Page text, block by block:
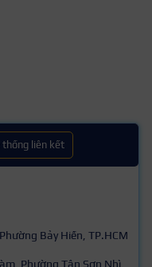
thống liên kết
Bảy Hiền, TP.HCM
Phường Tân Sơn Nhì,